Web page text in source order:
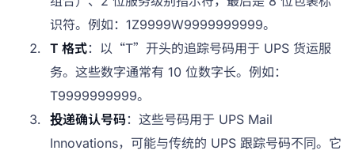
识符。例如：1Z9999W9999999999。
T 格式：以“T”开头的追踪号码用于 UPS 货运服
务。这些数字通常有 10 位数字长。例如：
T9999999999。
投递确认号码 ：这些号码用于 UPS Mail
Innovations，可能与传统的 UPS 跟踪号码不同。它